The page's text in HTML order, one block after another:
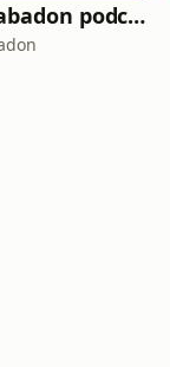
Csak Szabadon podcast